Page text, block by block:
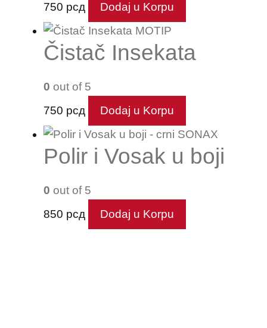
750 рсд Dodaj u Korpu
Čistač Insekata
0 out of 5
750 рсд Dodaj u Korpu
Polir i Vosak u boji
0 out of 5
850 рсд Dodaj u Korpu